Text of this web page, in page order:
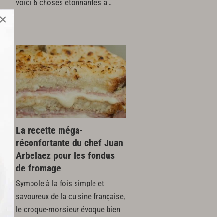
×
voici 6 choses étonnantes à…
La recette méga-
réconfortante du chef Juan
Arbelaez pour les fondus
de fromage
Symbole à la fois simple et
savoureux de la cuisine française,
le croque-monsieur évoque bien